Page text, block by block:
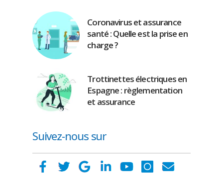
Coronavirus et assurance
santé : Quelle est la prise en
charge ?
Trottinettes électriques en
Espagne : règlementation
et assurance
Suivez-nous sur